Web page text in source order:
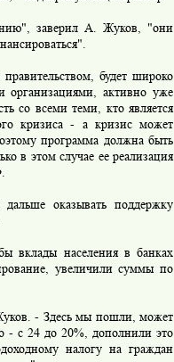
заверил А. Жуков, "они
будет широко
организациями, активно уже
со всеми теми, кто является
кризиса - а кризис может
программа должна быть
в этом случае ее реализация
оказывать поддержку
вклады населения в банках
увеличили суммы по
- Здесь мы пошли, может
- с 24 до 20%, дополнили это
налогу на граждан